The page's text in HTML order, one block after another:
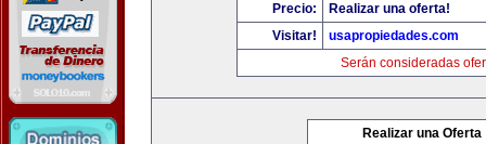
Precio:
Realizar una oferta!
Visitar!
usapropiedades.com
Serán consideradas
Realizar una Oferta